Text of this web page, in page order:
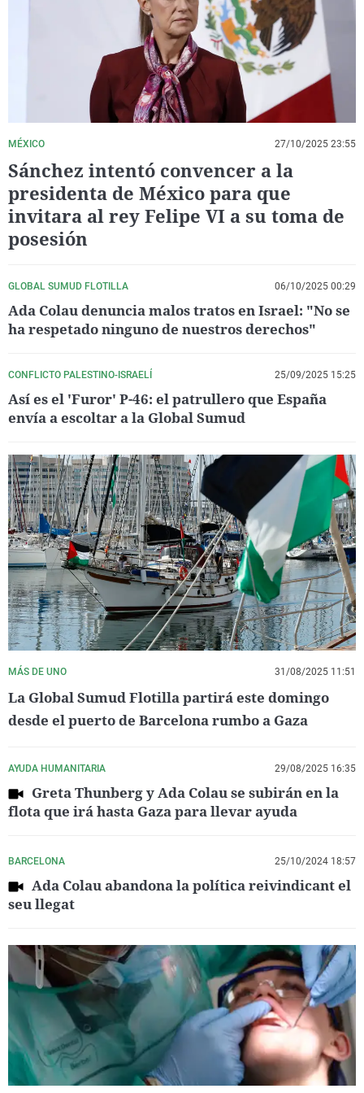
La rosa de los vientos
Gente viajera
Como el perro y el
Caso
Retornados
Equipo de
Operación Viuda
Extremadura
Galicia
La Rioja
Navarra
País Vasco
Virales
Televisión
Elecciones
MÉXICO 27/10/2025 23:55
Sánchez intentó convencer a la
presidenta de México para que
invitara al rey Felipe VI a su toma de
posesión
GLOBAL SUMUD FLOTILLA 06/10/2025 00:29
Ada Colau denuncia malos tratos en Israel: "No se
ha respetado ninguno de nuestros derechos"
CONFLICTO PALESTINO-ISRAELÍ 25/09/2025 15:25
Así es el 'Furor' P-46: el patrullero que España
envía a escoltar a la Global Sumud
MÁS DE UNO 31/08/2025 11:51
La Global Sumud Flotilla partirá este domingo
desde el puerto de Barcelona rumbo a Gaza
AYUDA HUMANITARIA 29/08/2025 16:35
Greta Thunberg y Ada Colau se subirán en la
flota que irá hasta Gaza para llevar ayuda
BARCELONA 25/10/2024 18:57
Ada Colau abandona la política reivindicant el
seu llegat